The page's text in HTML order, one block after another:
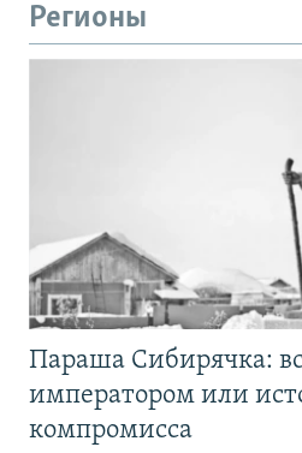
Регионы
Параша Сибирячка:
императором или
компромисса